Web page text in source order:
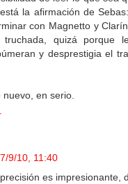
la afirmación de
con Magnetto y
truchada, quizá porque
y desprestigia el
en serio.
7/9/10, 11:40
es impresionante,